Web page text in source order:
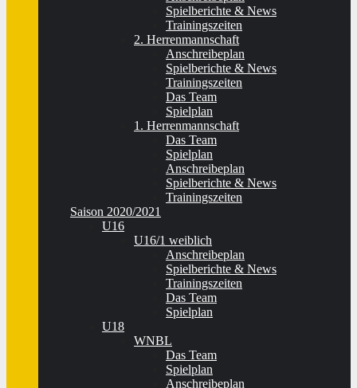
Spielberichte & News
Trainingszeiten
2. Herrenmannschaft
Anschreibeplan
Spielberichte & News
Trainingszeiten
Das Team
Spielplan
1. Herrenmannschaft
Das Team
Spielplan
Anschreibeplan
Spielberichte & News
Trainingszeiten
Saison 2020/2021
U16
U16/1 weiblich
Anschreibeplan
Spielberichte & News
Trainingszeiten
Das Team
Spielplan
U18
WNBL
Das Team
Spielplan
Anschreibeplan